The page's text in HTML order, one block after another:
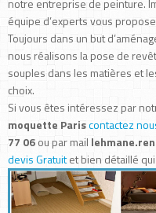
notre entreprise de peinture.
équipe d’experts vous
Toujours dans un but
nous réalisons la pose de
souples dans les matières et
choix.
Si vous êtes intéressez par
moquette Pariscontactez
77 06ou par mail
devis Gratuitet bien détaillé